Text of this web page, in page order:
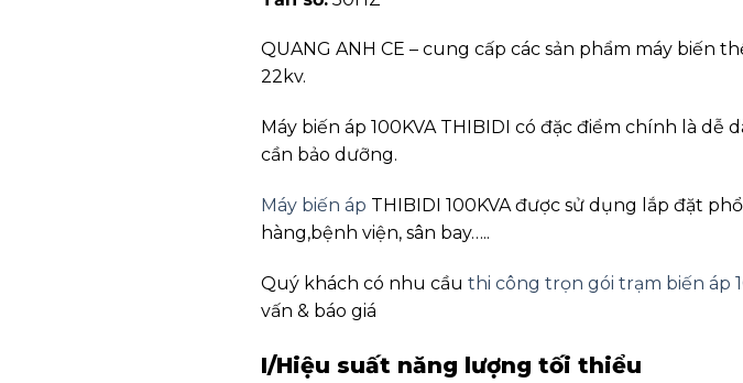
QUANG ANH CE – cung cấp các sản phẩm máy biến
22kv.
Máy biến áp 100KVA THIBIDI có đặc điểm chính là
cần bảo dưỡng.
Máy biến áp THIBIDI 100KVA được sử dụng lắp đặt
hàng,bệnh viện, sân bay…..
Quý khách có nhu cầu thi công trọn gói trạm biến áp
vấn & báo giá
I/Hiệu suất năng lượng tối thiểu